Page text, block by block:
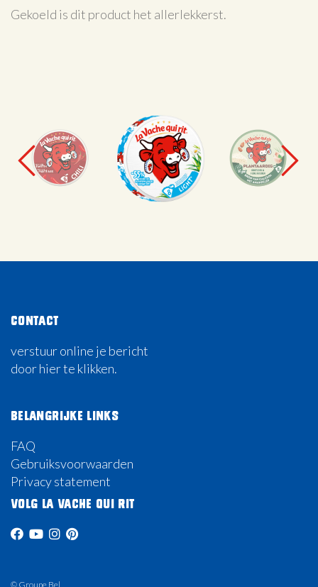
Gekoeld is dit product het allerlekkerst.
Contact
verstuur online je bericht
door hier te klikken.
Belangrijke links
FAQ
Gebruiksvoorwaarden
Privacy statement
Volg La Vache Qui Rit
© Groupe Bel